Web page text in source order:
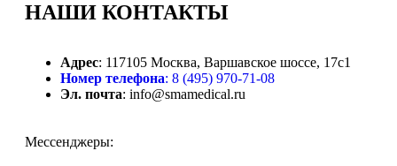
НАШИ КОНТАКТЫ
Адрес: 117105 Москва, Варшавское шоссе, 17с1
Номер телефона: 8 (495) 970-71-08
Эл. почта: info@smamedical.ru
Мессенджеры: